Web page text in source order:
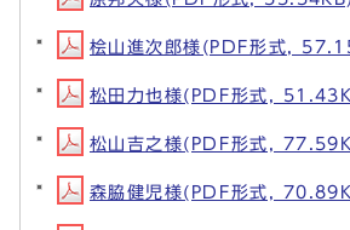
桧山進次郎様(PDF形式,
松田力也様(PDF形式,
松山吉之様(PDF形式,
森脇健児様(PDF形式,